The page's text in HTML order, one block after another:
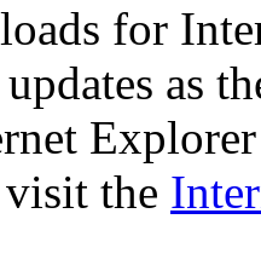
for
as
visit the